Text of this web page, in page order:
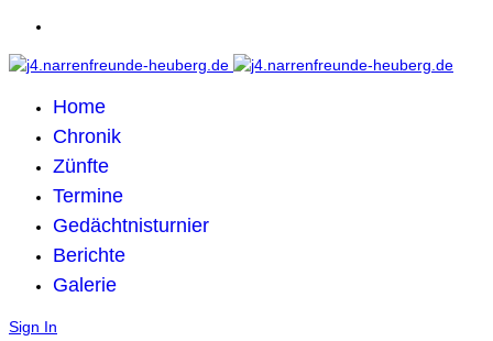
Home
Chronik
Zünfte
Termine
Gedächtnisturnier
Berichte
Galerie
Sign In